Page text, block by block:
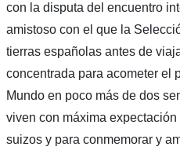
con la disputa del encuentro
amistoso con el que la
tierras españolas antes de
concentrada para acometer el
Mundo en poco más de dos
viven con máxima
suizos y para conmemorar y